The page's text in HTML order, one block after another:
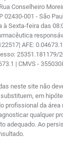
Conselheiro
02430-001 - São
à Sexta-feira das
AFE:
25351.181179/
| CMVS -
neste site não
em
profissional da área
qualquer
adequado. Ao